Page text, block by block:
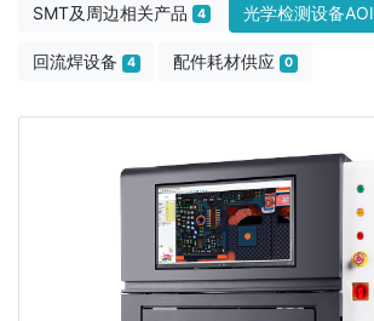
SMT及周边相关产品 4 光学检测设备AOI
回流焊设备 4 配件耗材供应 0